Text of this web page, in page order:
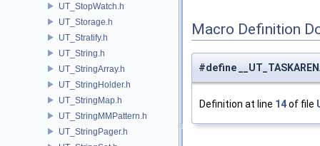
UT_StopWatch.h
UT_Storage.h
UT_Stratify.h
UT_String.h
UT_StringArray.h
UT_StringHolder.h
UT_StringMap.h
UT_StringMMPattern.h
UT_StringPager.h
Macro Definition
#define
Definition at line 14of file